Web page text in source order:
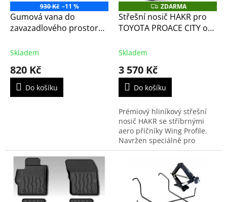
930 Kč –11 %
Gumová vana do
zavazadlového prostoru
2020- L2
Skladem
820 Kč
Do košíku
Z
D
A
R
ZDARMA
Střešní nosič HAKR pro
TOYOTA PROACE CITY od
Alu Wing Profile
Skladem
3 570 Kč
Do košíku
Prémiový hliníkový střešní
nosič HAKR se stříbrnými
aero příčníky Wing Profile.
Navržen speciálně pro
novou generaci Toyota
integrovanými podélníky....